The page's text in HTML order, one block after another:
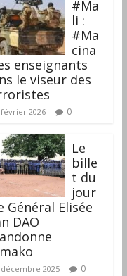
#Ma
li :
#Ma
cina
enseignants
le viseur des
février 2026 0
‎Le
bille
t du
jour
Général Elisée
DAO
décembre 2025 0